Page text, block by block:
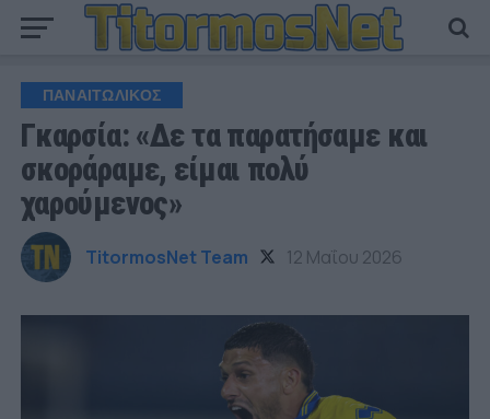
ΠΑΝΑΙΤΩΛΙΚΟΣ
Γκαρσία: «Δε τα παρατήσαμε και
σκοράραμε, είμαι πολύ
χαρούμενος»
TitormosNet Team 12 Μαΐου 2026